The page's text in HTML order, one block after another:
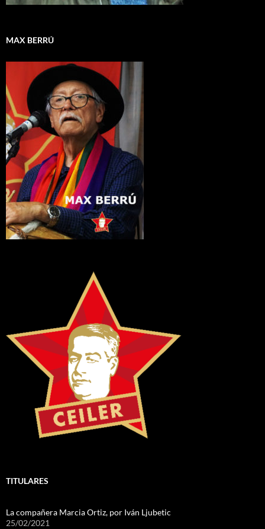
MAX BERRÚ
TITULARES
La compañera Marcia Ortiz, por Iván Ljubetic
25/02/2021